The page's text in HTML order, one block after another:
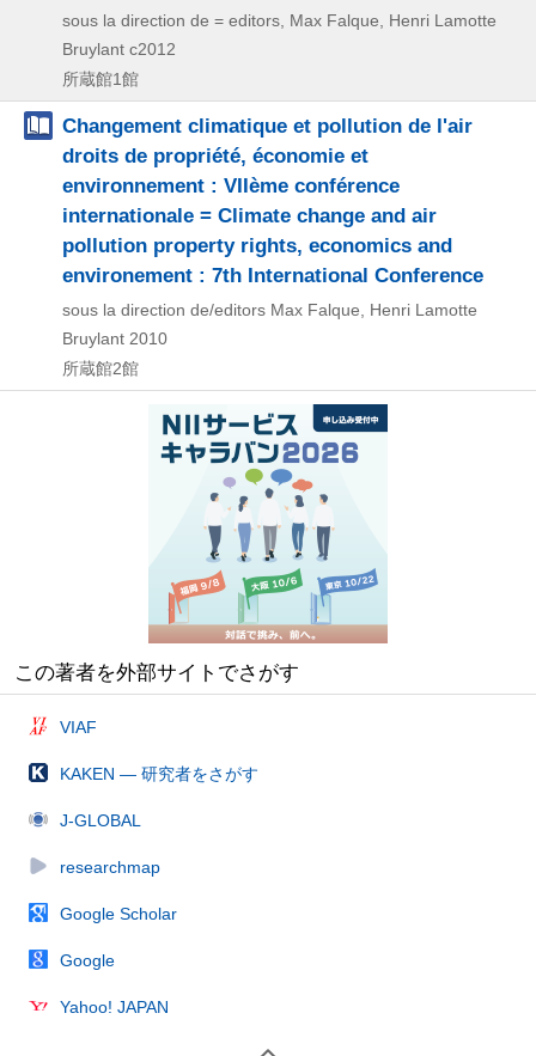
sous la direction de = editors, Max Falque, Henri Lamotte
Bruylant c2012
所蔵館1館
Changement climatique et pollution de l'air
droits de propriété, économie et
environnement : VIIème conférence
internationale = Climate change and air
pollution property rights, economics and
environement : 7th International Conference
sous la direction de/editors Max Falque, Henri Lamotte
Bruylant 2010
所蔵館2館
この著者を外部サイトでさがす
VIAF
KAKEN — 研究者をさがす
J-GLOBAL
researchmap
Google Scholar
Google
Yahoo! JAPAN